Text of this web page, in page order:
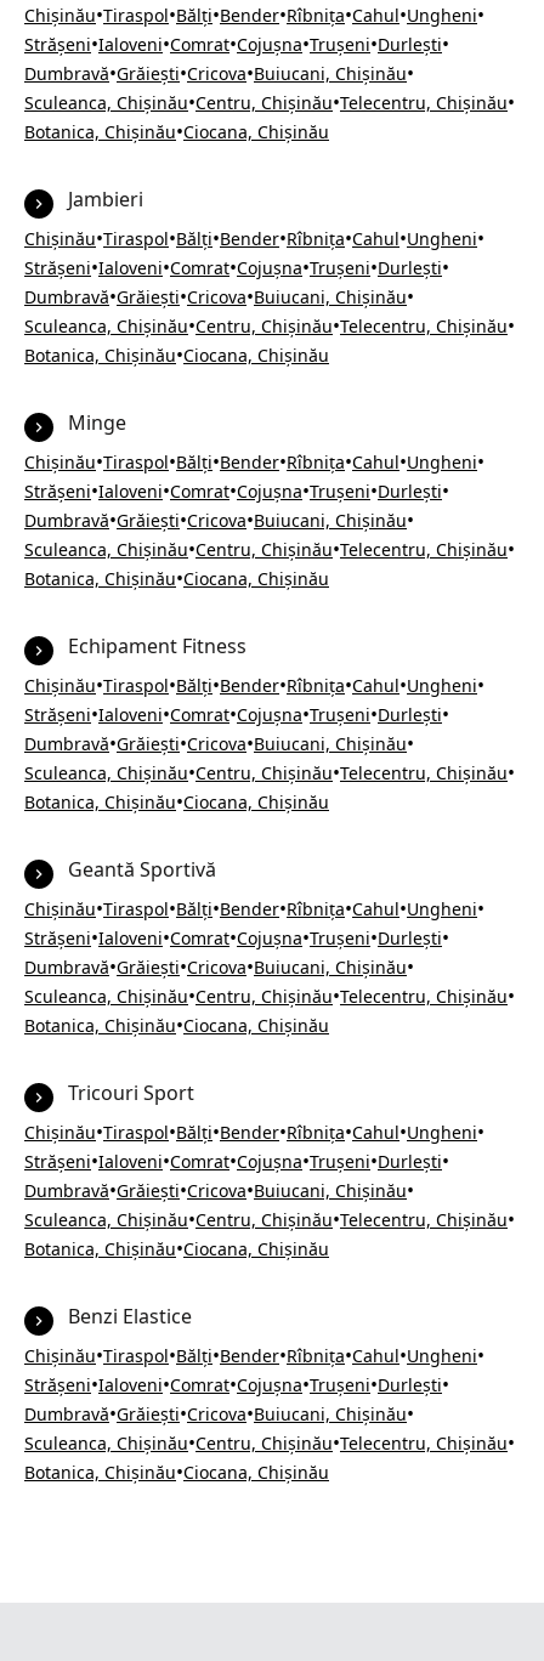
Chișinău•Tiraspol•Bălți•Bender•Rîbnița•Cahul•Ungheni•
Strășeni•Ialoveni•Comrat•Cojușna•Trușeni•Durlești•
Dumbravă•Grăiești•Cricova•Buiucani, Chișinău•
Sculeanca, Chișinău•Centru, Chișinău•Telecentru, Chișinău•
Botanica, Chișinău•Ciocana, Chișinău
Jambieri
Chișinău•Tiraspol•Bălți•Bender•Rîbnița•Cahul•Ungheni•
Strășeni•Ialoveni•Comrat•Cojușna•Trușeni•Durlești•
Dumbravă•Grăiești•Cricova•Buiucani, Chișinău•
Sculeanca, Chișinău•Centru, Chișinău•Telecentru, Chișinău•
Botanica, Chișinău•Ciocana, Chișinău
Minge
Chișinău•Tiraspol•Bălți•Bender•Rîbnița•Cahul•Ungheni•
Strășeni•Ialoveni•Comrat•Cojușna•Trușeni•Durlești•
Dumbravă•Grăiești•Cricova•Buiucani, Chișinău•
Sculeanca, Chișinău•Centru, Chișinău•Telecentru, Chișinău•
Botanica, Chișinău•Ciocana, Chișinău
Echipament Fitness
Chișinău•Tiraspol•Bălți•Bender•Rîbnița•Cahul•Ungheni•
Strășeni•Ialoveni•Comrat•Cojușna•Trușeni•Durlești•
Dumbravă•Grăiești•Cricova•Buiucani, Chișinău•
Sculeanca, Chișinău•Centru, Chișinău•Telecentru, Chișinău•
Botanica, Chișinău•Ciocana, Chișinău
Geantă Sportivă
Chișinău•Tiraspol•Bălți•Bender•Rîbnița•Cahul•Ungheni•
Strășeni•Ialoveni•Comrat•Cojușna•Trușeni•Durlești•
Dumbravă•Grăiești•Cricova•Buiucani, Chișinău•
Sculeanca, Chișinău•Centru, Chișinău•Telecentru, Chișinău•
Botanica, Chișinău•Ciocana, Chișinău
Tricouri Sport
Chișinău•Tiraspol•Bălți•Bender•Rîbnița•Cahul•Ungheni•
Strășeni•Ialoveni•Comrat•Cojușna•Trușeni•Durlești•
Dumbravă•Grăiești•Cricova•Buiucani, Chișinău•
Sculeanca, Chișinău•Centru, Chișinău•Telecentru, Chișinău•
Botanica, Chișinău•Ciocana, Chișinău
Benzi Elastice
Chișinău•Tiraspol•Bălți•Bender•Rîbnița•Cahul•Ungheni•
Strășeni•Ialoveni•Comrat•Cojușna•Trușeni•Durlești•
Dumbravă•Grăiești•Cricova•Buiucani, Chișinău•
Sculeanca, Chișinău•Centru, Chișinău•Telecentru, Chișinău•
Botanica, Chișinău•Ciocana, Chișinău